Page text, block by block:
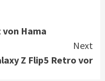
Hama
Next
Z Flip5 Retro vor